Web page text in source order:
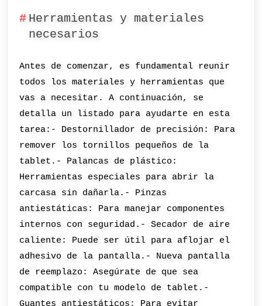
Herramientas y materiales
necesarios
Antes de comenzar, es fundamental reunir
todos los materiales y herramientas que
vas a necesitar. A continuación, se
detalla un listado para ayudarte en esta
tarea:- Destornillador de precisión: Para
remover los tornillos pequeños de la
tablet.- Palancas de plástico:
Herramientas especiales para abrir la
carcasa sin dañarla.- Pinzas
antiestáticas: Para manejar componentes
internos con seguridad.- Secador de aire
caliente: Puede ser útil para aflojar el
adhesivo de la pantalla.- Nueva pantalla
de reemplazo: Asegúrate de que sea
compatible con tu modelo de tablet.-
Guantes antiestáticos: Para evitar